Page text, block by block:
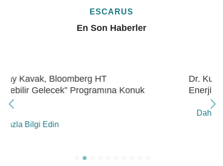
ESCARUS
En Son Haberler
Dr. Kubilay Kavak, Bloomberg HT “Gelecek
Enerji” Programına Konuk Oldu